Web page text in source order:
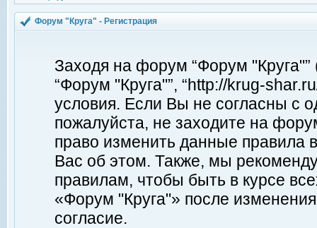
Форум "Круга" - Регистрация
Заходя на форум “Форум
“Форум "Круга"”, “http://krug-
условия. Если Вы не согласны с
пожалуйста, не заходите на
право изменить данные правила
Вас об этом. Также, мы
правилам, чтобы быть в курсе
«Форум "Круга"» после
согласие.